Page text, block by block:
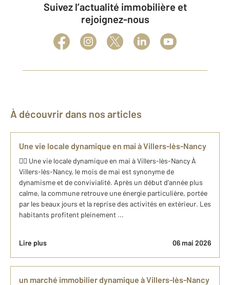
Suivez l’actualité immobilière et
rejoignez-nous
À découvrir dans nos articles
Une vie locale dynamique en mai à Villers-lès-Nancy
🚴‍♂️ Une vie locale dynamique en mai à Villers-lès-Nancy À
Villers-lès-Nancy, le mois de mai est synonyme de
dynamisme et de convivialité. Après un début d’année plus
calme, la commune retrouve une énergie particulière, portée
par les beaux jours et la reprise des activités en extérieur. Les
habitants profitent pleinement ...
Lire plus 06 mai 2026
un marché immobilier dynamique à Villers-lès-Nancy